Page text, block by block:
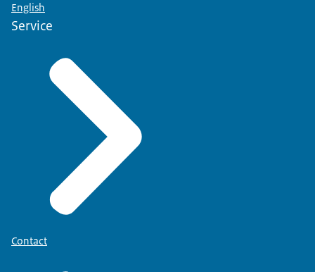
English
Service
Contact